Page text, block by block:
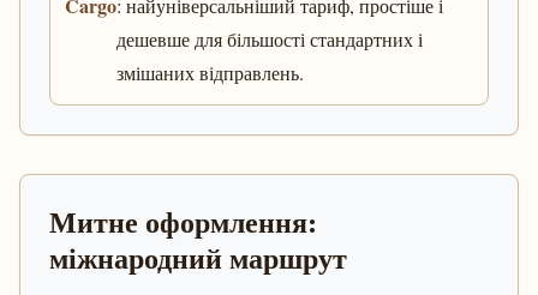
: найуніверсальніший тариф, простіше і
дешевше для більшості стандартних і
змішаних відправлень.
Митне оформлення:
міжнародний маршрут